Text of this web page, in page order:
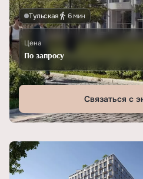
Тульская 6 мин
Цена
По запросу
Связаться с